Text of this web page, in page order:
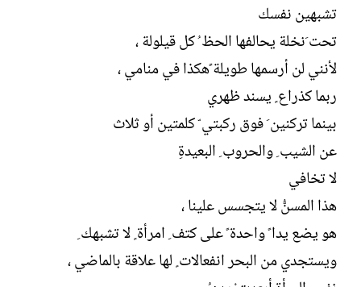
ت
ب
خ
ل
ش
تشبهين نفسك
تحت َنخلة يحالفها الحظ ُ كل قيلولة ،
لأنني لن أرسمها طويلة ًهكذا في منامي ،
ربما كذراع ٍ يسند ظهري
بينما تركنين َ فوق ركبتي ّ كلمتين أو ثلاث
عن الشيب ِ والحروب ِ البعيدةِ
لا تخافي
هذا المسنُّ لا يتجسس علينا ،
هو يضع يدا ً واحدة ً على كتف ِ امرأة ٍ لا تشبهك ِ
ويستجدي من البحر انفعالات ٍ لها علاقة بالماضي ،